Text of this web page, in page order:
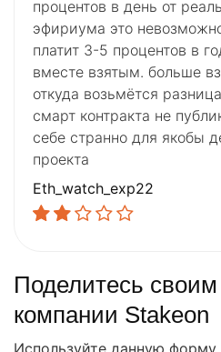
процентов в день от
эфириума это
платит 3-5 процентов в
вместе взятым. больше
откуда возьмётся
смарт контракта не
себе странно для якобы
проекта
Eth_watch_exp22
Поделитесь
компании Stakeon
Используйте данную форму